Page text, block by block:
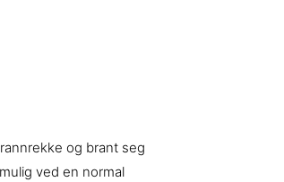
og brant seg
ved en normal